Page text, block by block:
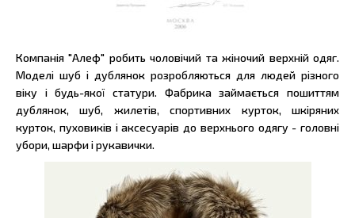
Компанія "Алеф" робить чоловічий та жіночий верхній одяг.
Моделі шуб і дублянок розробляються для людей різного
віку і будь-якої статури. Фабрика займається пошиттям
дублянок, шуб, жилетів, спортивних курток, шкіряних
курток, пуховиків і аксесуарів до верхнього одягу - головні
убори, шарфи і рукавички.